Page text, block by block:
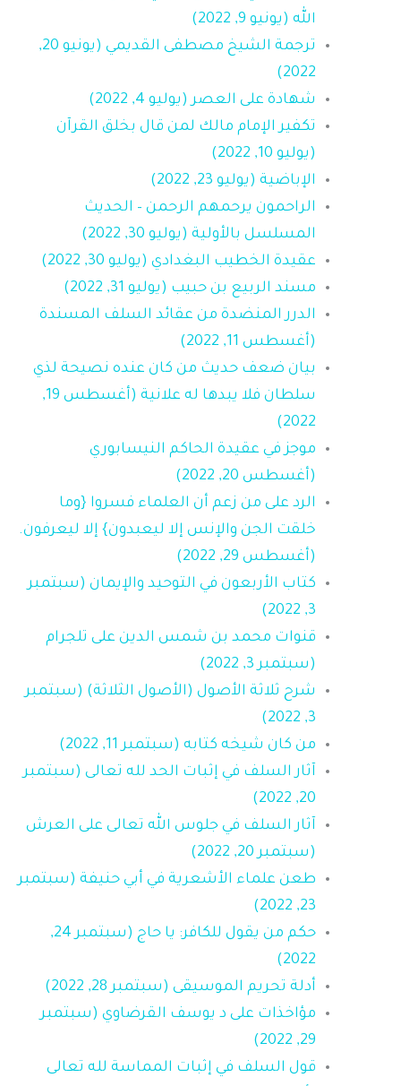
الله (يونيو 9, 2022)
ترجمة الشيخ مصطفى القديمي (يونيو 20,
2022)
شهادة على العصر (يوليو 4, 2022)
تكفير الإمام مالك لمن قال بخلق القرآن
(يوليو 10, 2022)
الإباضية (يوليو 23, 2022)
الراحمون يرحمهم الرحمن – الحديث
المسلسل بالأولية (يوليو 30, 2022)
عقيدة الخطيب البغدادي (يوليو 30, 2022)
مسند الربيع بن حبيب (يوليو 31, 2022)
الدرر المنضدة من عقائد السلف المسندة
(أغسطس 11, 2022)
بيان ضعف حديث من كان عنده نصيحة لذي
سلطان فلا يبدها له علانية (أغسطس 19,
2022)
موجز في عقيدة الحاكم النيسابوري
(أغسطس 20, 2022)
الرد على من زعم أن العلماء فسروا {وما
خلقت الجن والإنس إلا ليعبدون} إلا ليعرفون.
(أغسطس 29, 2022)
كتاب الأربعون في التوحيد والإيمان (سبتمبر
3, 2022)
قنوات محمد بن شمس الدين على تلجرام
(سبتمبر 3, 2022)
شرح ثلاثة الأصول (الأصول الثلاثة) (سبتمبر
3, 2022)
من كان ‌شيخه ‌كتابه (سبتمبر 11, 2022)
آثار السلف في إثبات الحد لله تعالى (سبتمبر
20, 2022)
آثار السلف في جلوس الله تعالى على العرش
(سبتمبر 20, 2022)
طعن علماء الأشعرية في أبي حنيفة (سبتمبر
23, 2022)
حكم من يقول للكافر: يا حاج (سبتمبر 24,
2022)
أدلة تحريم الموسيقى (سبتمبر 28, 2022)
مؤاخذات على د يوسف القرضاوي (سبتمبر
29, 2022)
قول السلف في إثبات المماسة لله تعالى